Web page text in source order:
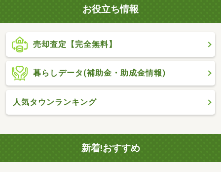
お役立ち情報
売却査定【完全無料】
暮らしデータ(補助金・助成金情報)
人気タウンランキング
新着!おすすめ